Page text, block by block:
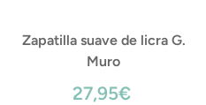
Zapatilla suave de licra G.
Muro
27,95€